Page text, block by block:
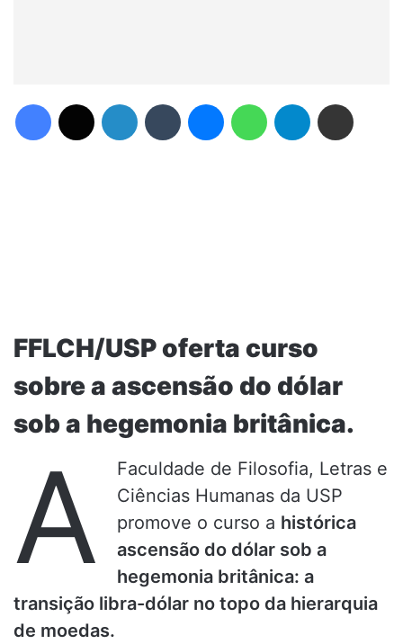
FFLCH/USP oferta curso
sobre a ascensão do dólar
sob a hegemonia britânica.
A
Faculdade de Filosofia, Letras e
Ciências Humanas da USP
promove o curso a histórica
ascensão do dólar sob a
hegemonia britânica: a
transição libra-dólar no topo da hierarquia
de moedas.